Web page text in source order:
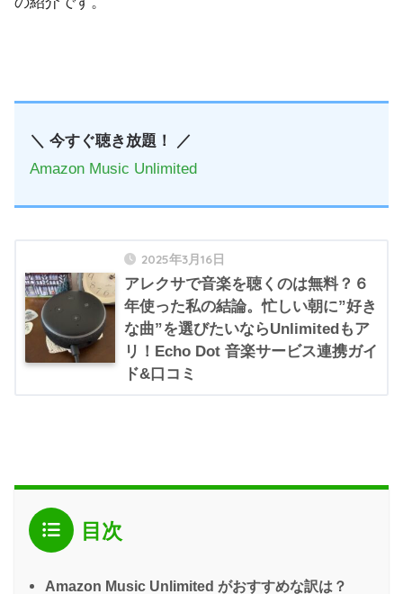
＼ 今すぐ聴き放題！ ／
Amazon Music Unlimited
2025年3月16日
アレクサで音楽を聴くのは無料？６
年使った私の結論。忙しい朝に”好き
な曲”を選びたいならUnlimitedもア
リ！Echo Dot 音楽サービス連携ガイ
ド&口コミ
目次
Amazon Music Unlimited がおすすめな訳は？